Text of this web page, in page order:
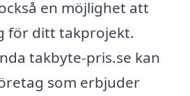
en möjlighet att
för ditt takprojekt.
takbyte-pris.se kan
som erbjuder